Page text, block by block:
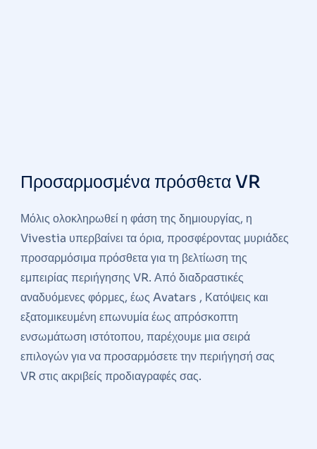
Προσαρμοσμένα πρόσθετα VR
Μόλις ολοκληρωθεί η φάση της δημιουργίας, η
Vivestia υπερβαίνει τα όρια, προσφέροντας μυριάδες
προσαρμόσιμα πρόσθετα για τη βελτίωση της
εμπειρίας περιήγησης VR. Από διαδραστικές
αναδυόμενες φόρμες, έως Avatars , Κατόψεις και
εξατομικευμένη επωνυμία έως απρόσκοπτη
ενσωμάτωση ιστότοπου, παρέχουμε μια σειρά
επιλογών για να προσαρμόσετε την περιήγησή σας
VR στις ακριβείς προδιαγραφές σας.